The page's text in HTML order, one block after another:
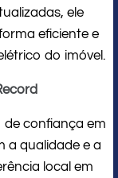
ele
eficiente e
do imóvel.
de confiança em
a qualidade e a
local em